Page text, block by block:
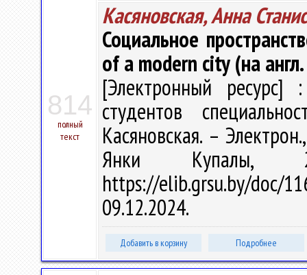
814
полный
текст
Касяновская, Анна
Социальное
of a modern city (на
[Электронный ресурс]
студентов
Касяновская. –
Янки Купалы,
https://elib.grsu.by/doc/
09.12.2024.
Добавить в корзину Подробнее